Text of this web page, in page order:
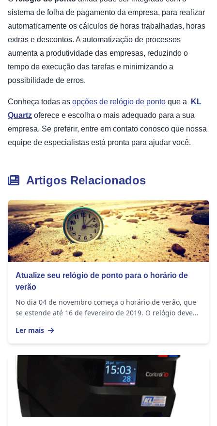
sistema de folha de pagamento da empresa, para realizar
automaticamente os cálculos de horas trabalhadas, horas
extras e descontos. A automatização de processos
aumenta a produtividade das empresas, reduzindo o
tempo de execução das tarefas e minimizando a
possibilidade de erros.
Conheça todas as opções de relógio de ponto que a
KL
Quartz oferece e escolha o mais adequado para a sua
empresa. Se preferir, entre em contato conosco que nossa
equipe de especialistas está pronta para ajudar você.
Artigos Relacionados
Atualize seu relógio de ponto para o horário de
verão
No dia 04 de novembro começa o horário de verão, que
se estende até 16 de fevereiro de 2019. O relógio deve
Ler mais